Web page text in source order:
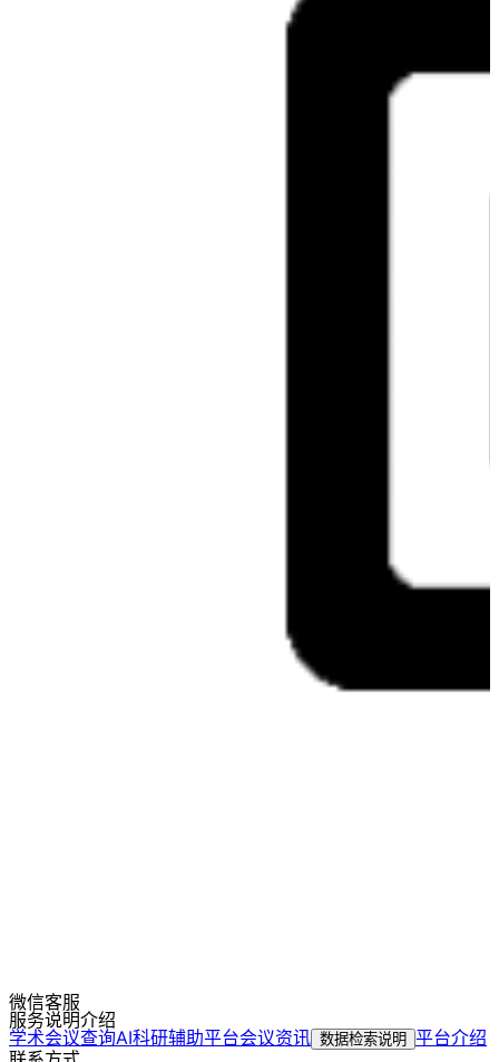
微信客服
服务说明介绍
学术会议查询AI科研辅助平台会议资讯 数据检索说明 平台介绍